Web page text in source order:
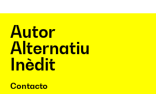
Autor
Alternatiu
Inèdit
Contacto